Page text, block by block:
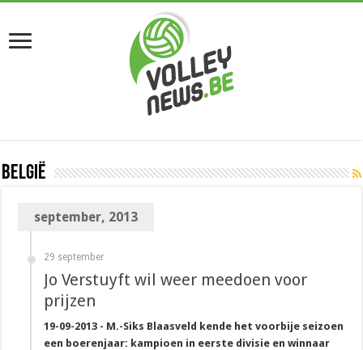
België
september, 2013
29 september
Jo Verstuyft wil weer meedoen voor
prijzen
19-09-2013 - M.-Siks Blaasveld kende het voorbije seizoen
een boerenjaar: kampioen in eerste divisie en winnaar